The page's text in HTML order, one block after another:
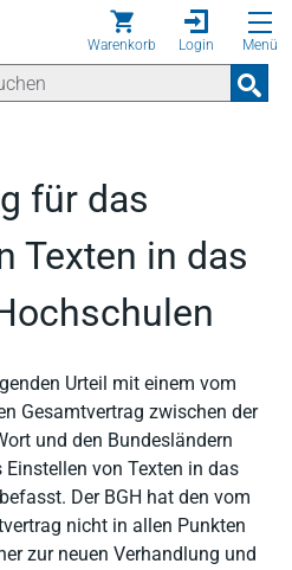
Warenkorb Login Menü
für das
Texten in das
Urteil mit einem vom
Gesamtvertrag zwischen der
und den Bundesländern
von Texten in das
Der BGH hat den vom
nicht in allen Punkten
zur neuen Verhandlung und